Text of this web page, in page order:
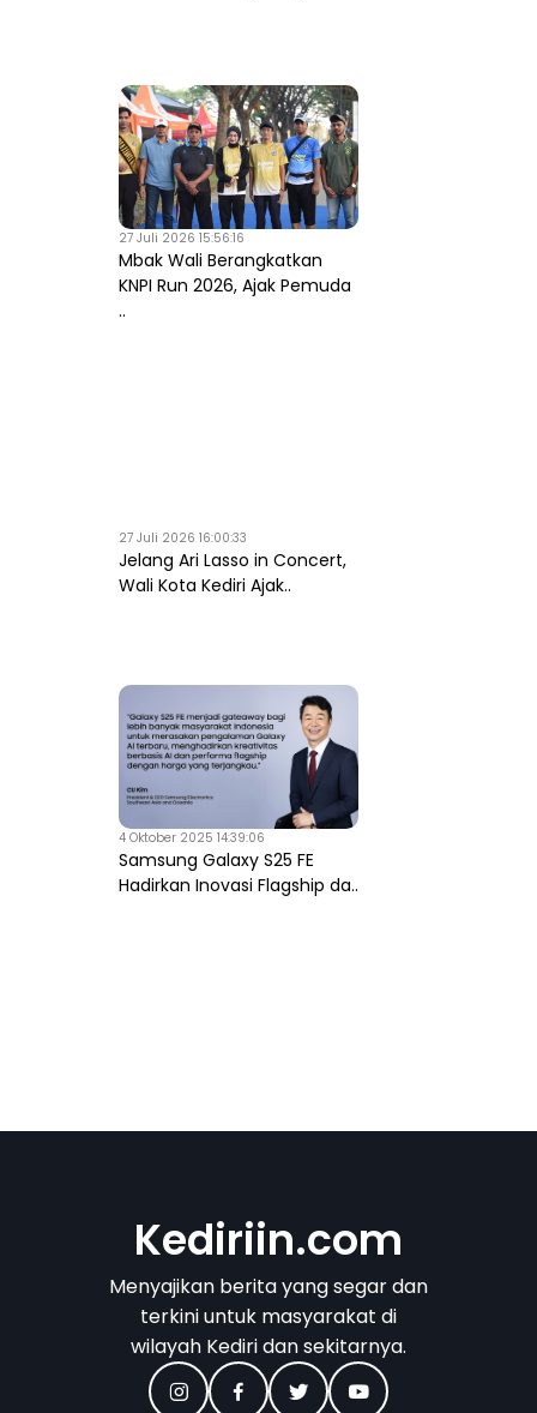
27 Juli 2026 15:56:16
Mbak Wali Berangkatkan
KNPI Run 2026, Ajak Pemuda
..
27 Juli 2026 16:00:33
Jelang Ari Lasso in Concert,
Wali Kota Kediri Ajak..
4 Oktober 2025 14:39:06
Samsung Galaxy S25 FE
Hadirkan Inovasi Flagship da..
Kediriin.com
Menyajikan berita yang segar dan
terkini untuk masyarakat di
wilayah Kediri dan sekitarnya.